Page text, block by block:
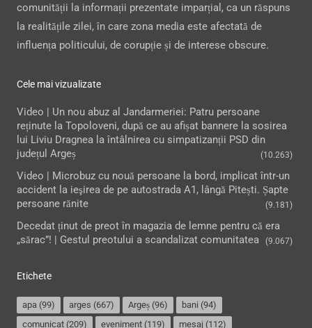
comunității la informații prezentate imparțial, ca un răspuns
la realitățile zilei, în care zona media este afectată de
influența politicului, de corupție și de interese obscure.
Cele mai vizualizate
Video | Un nou abuz al Jandarmeriei: Patru persoane
reținute la Topoloveni, după ce au afișat bannere la sosirea
lui Liviu Dragnea la întâlnirea cu simpatizanții PSD din
județul Argeș
(10.263)
Video | Microbuz cu nouă persoane la bord, implicat într-un
accident la ieşirea de pe autostrada A1, lângă Pitești. Șapte
persoane rănite
(9.181)
Decedat ținut de preot în magazia de lemne pentru că era
„sărac”! | Gestul preotului a scandalizat comunitatea
(9.067)
Etichete
apa (99) arges (667) Argeș (96) bani (94)
comunicat (209) eveniment (119) mesaj (112)